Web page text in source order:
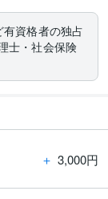
資格者の独占
士・社会保険
＋ 3,000円